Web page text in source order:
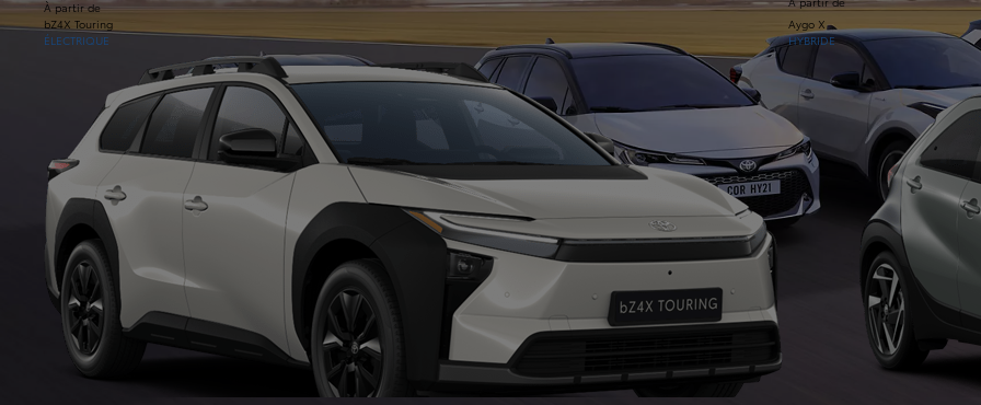
À partir de
bZ4X Touring
ÉLECTRIQUE
Aygo X
HYBRIDE